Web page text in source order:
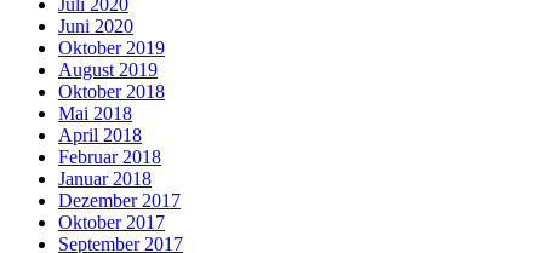
Juni 2020
Oktober 2019
August 2019
Oktober 2018
Mai 2018
April 2018
Februar 2018
Januar 2018
Dezember 2017
Oktober 2017
September 2017